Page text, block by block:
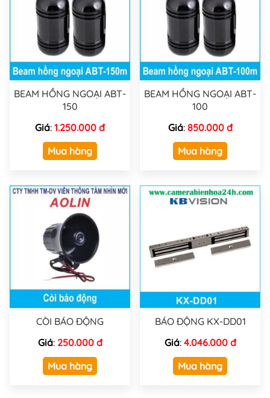
BEAM HỒNG NGOẠI ABT-
150
Giá: 1.250.000 đ
Mua hàng
BEAM HỒNG NGOẠI ABT-
100
Giá: 850.000 đ
Mua hàng
CÒI BÁO ĐỘNG
Giá: 250.000 đ
Mua hàng
BÁO ĐỘNG KX-DD01
Giá: 4.046.000 đ
Mua hàng